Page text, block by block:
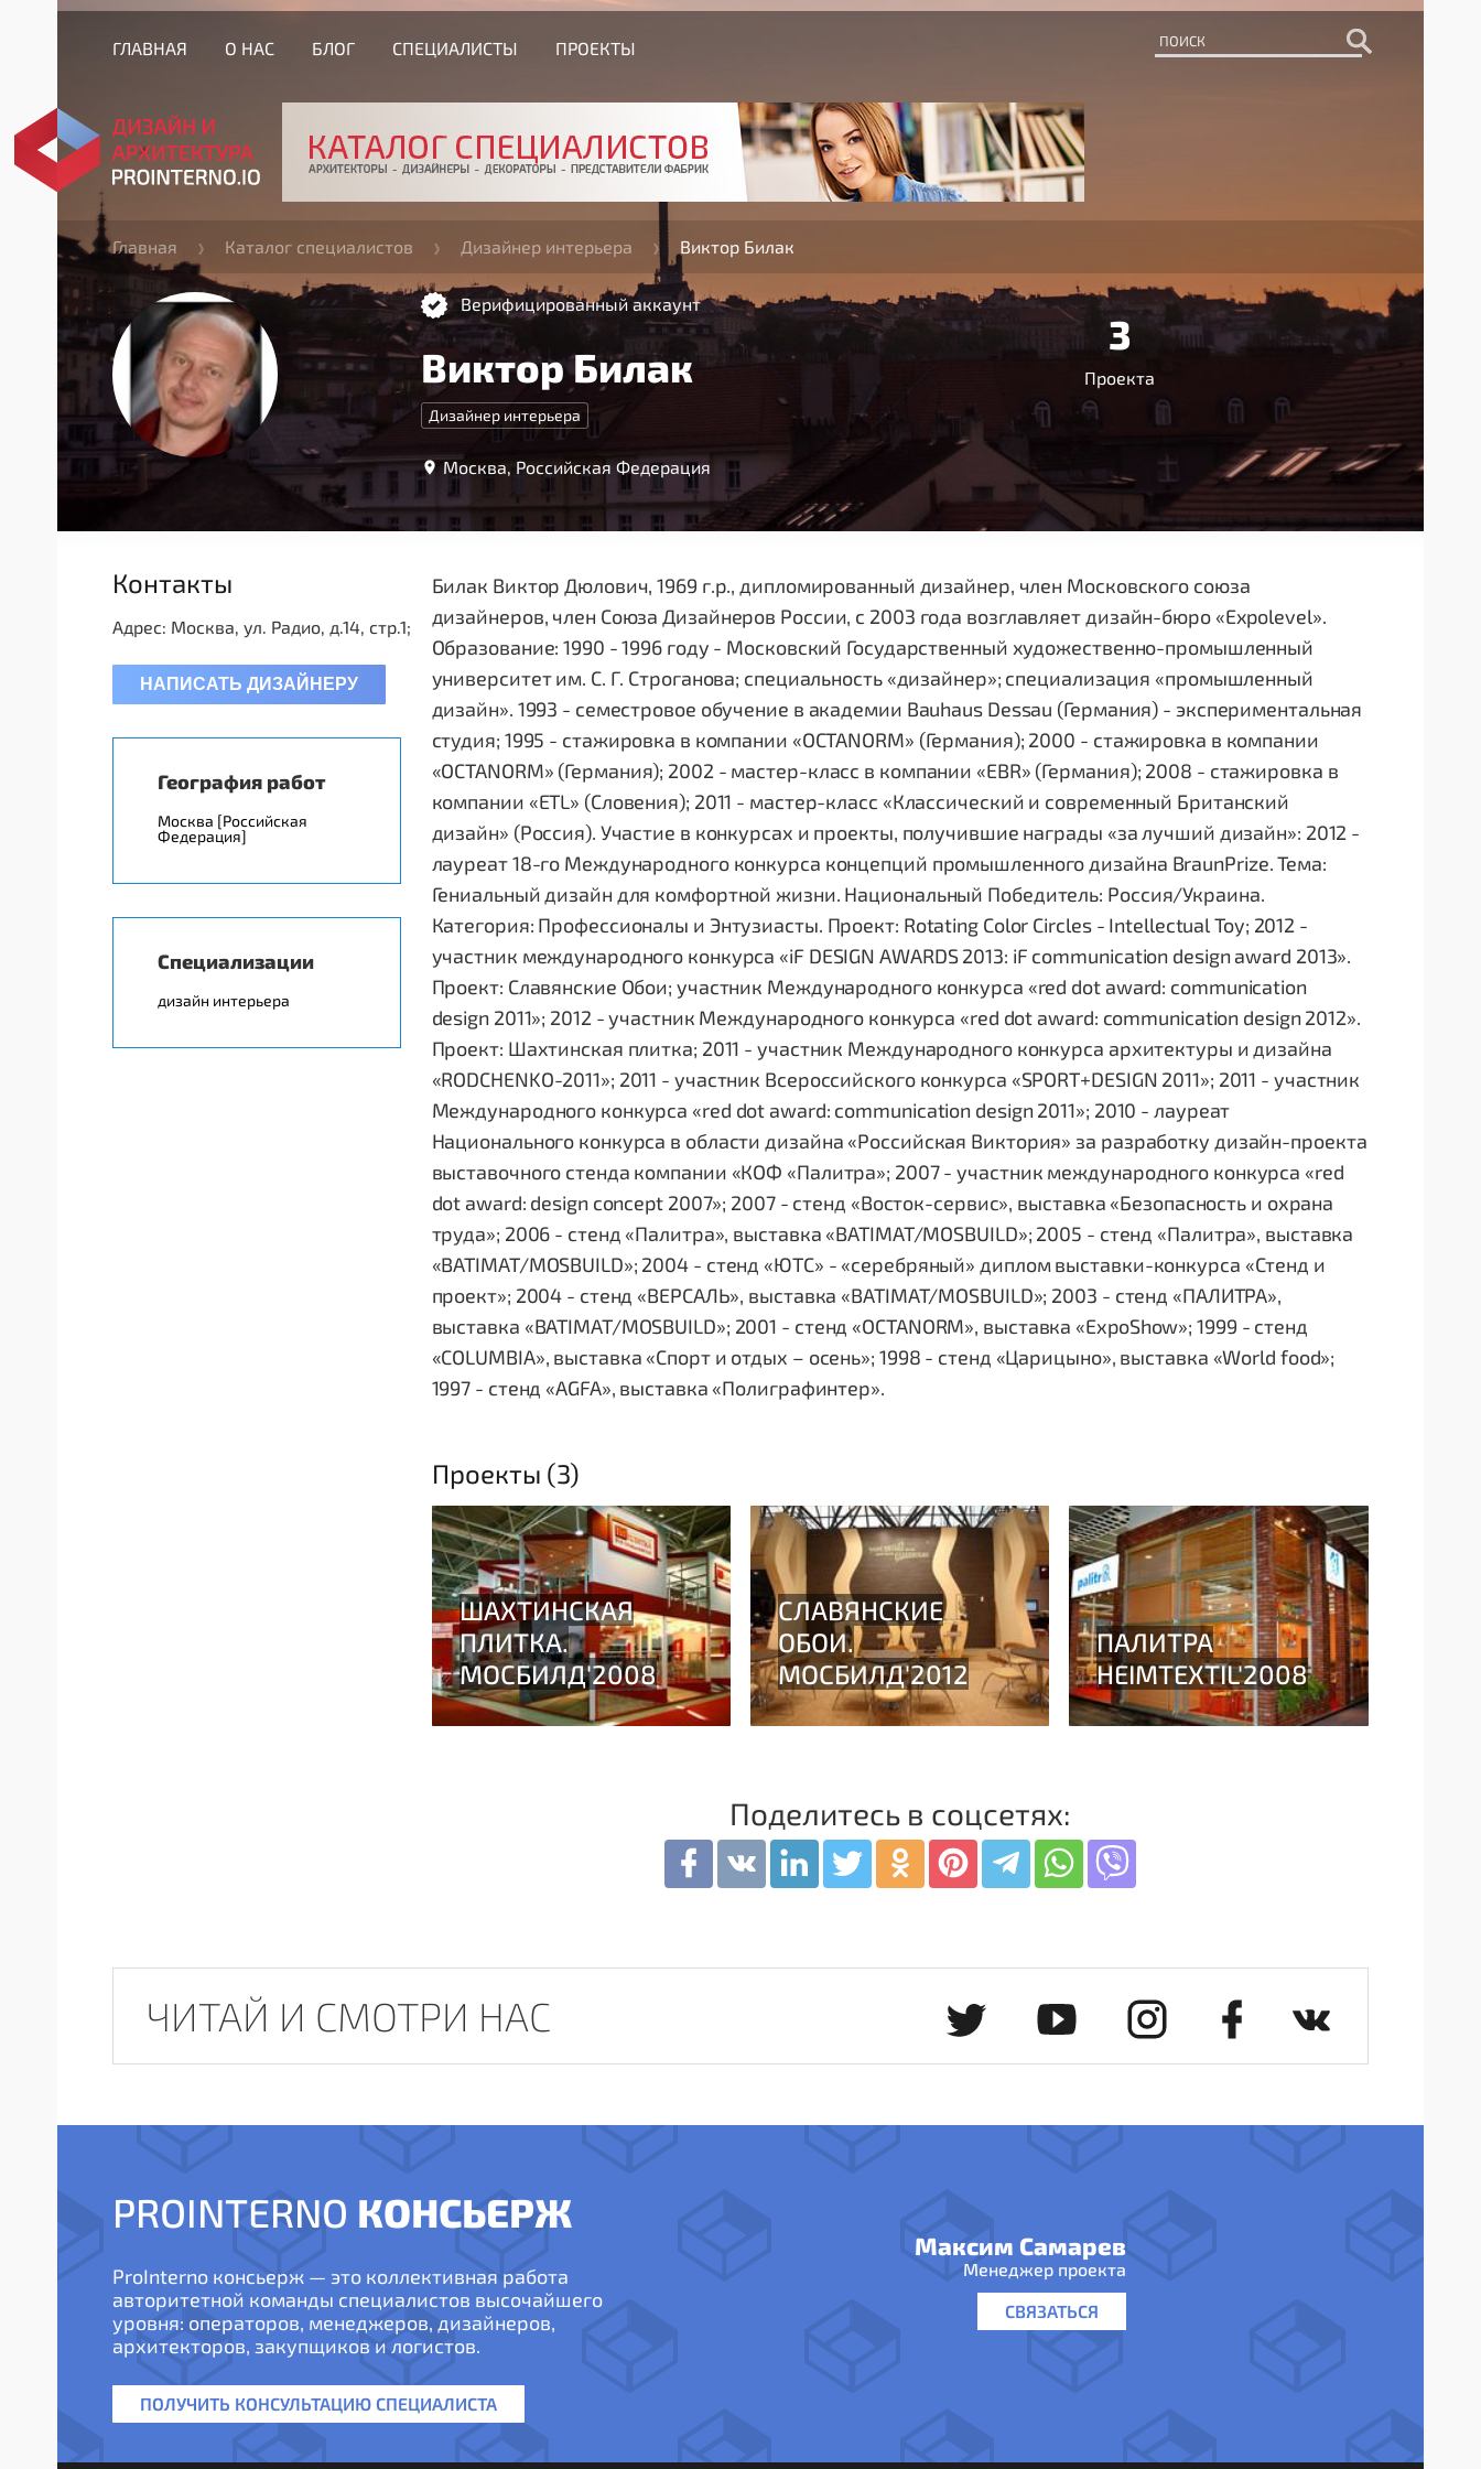
ГЛАВНАЯ О НАС БЛОГ СПЕЦИАЛИСТЫ ПРОЕКТЫ
Главная Каталог специалистов Дизайнер интерьера Виктор Билак
Верифицированный аккаунт
Виктор Билак
Дизайнер интерьера
Москва, Российская Федерация
3
Проекта
Контакты
Адрес: Москва, ул. Радио, д.14, стр.1;
НАПИСАТЬ ДИЗАЙНЕРУ
География работ
Москва [Российская
Федерация]
Специализации
дизайн интерьера
Билак Виктор Дюлович, 1969 г.р., дипломированный дизайнер, член Московского союза
дизайнеров, член Союза Дизайнеров России, с 2003 года возглавляет дизайн-бюро «Expolevel».
Образование: 1990 - 1996 году - Московский Государственный художественно-промышленный
университет им. С. Г. Строганова; специальность «дизайнер»; специализация «промышленный
дизайн». 1993 - семестровое обучение в академии Bauhaus Dessau (Германия) - экспериментальная
студия; 1995 - стажировка в компании «OCTANORM» (Германия); 2000 - стажировка в компании
«OCTANORM» (Германия); 2002 - мастер-класс в компании «EBR» (Германия); 2008 - стажировка в
компании «ETL» (Словения); 2011 - мастер-класс «Классический и современный Британский
дизайн» (Россия). Участие в конкурсах и проекты, получившие награды «за лучший дизайн»: 2012 -
лауреат 18-го Международного конкурса концепций промышленного дизайна BraunPrize. Тема:
Гениальный дизайн для комфортной жизни. Национальный Победитель: Россия/Украина.
Категория: Профессионалы и Энтузиасты. Проект: Rotating Color Circles - Intellectual Toy; 2012 -
участник международного конкурса «iF DESIGN AWARDS 2013: iF communication design award 2013».
Проект: Славянские Обои; участник Международного конкурса «red dot award: communication
design 2011»; 2012 - участник Международного конкурса «red dot award: communication design 2012».
Проект: Шахтинская плитка; 2011 - участник Международного конкурса архитектуры и дизайна
«RODCHENKO-2011»; 2011 - участник Всероссийского конкурса «SPORT+DESIGN 2011»; 2011 - участник
Международного конкурса «red dot award: communication design 2011»; 2010 - лауреат
Национального конкурса в области дизайна «Российская Виктория» за разработку дизайн-проекта
выставочного стенда компании «КОФ «Палитра»; 2007 - участник международного конкурса «red
dot award: design concept 2007»; 2007 - стенд «Восток-сервис», выставка «Безопасность и охрана
труда»; 2006 - стенд «Палитра», выставка «BATIMAT/MOSBUILD»; 2005 - стенд «Палитра», выставка
«BATIMAT/MOSBUILD»; 2004 - стенд «ЮТС» - «серебряный» диплом выставки-конкурса «Стенд и
проект»; 2004 - стенд «ВЕРСАЛЬ», выставка «BATIMAT/MOSBUILD»; 2003 - стенд «ПАЛИТРА»,
выставка «BATIMAT/MOSBUILD»; 2001 - стенд «OCTANORM», выставка «ExpoShow»; 1999 - стенд
«COLUMBIA», выставка «Спорт и отдых – осень»; 1998 - стенд «Царицыно», выставка «World food»;
1997 - стенд «AGFA», выставка «Полиграфинтер».
Проекты (3)
Поделитесь в соцсетях:
ЧИТАЙ И СМОТРИ НАС
PROINTERNO КОНСЬЕРЖ
ProInterno консьерж — это коллективная работа
авторитетной команды специалистов высочайшего
уровня: операторов, менеджеров, дизайнеров,
архитекторов, закупщиков и логистов.
ПОЛУЧИТЬ КОНСУЛЬТАЦИЮ СПЕЦИАЛИСТА
Максим Самарев
Менеджер проекта
СВЯЗАТЬСЯ